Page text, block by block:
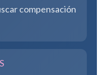
compensación